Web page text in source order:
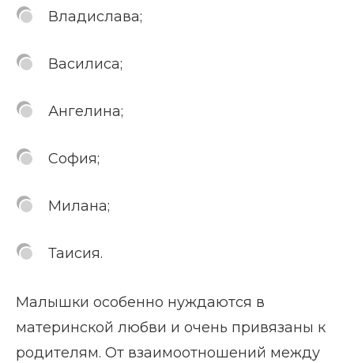
Владислава;
Василиса;
Ангелина;
София;
Милана;
Таисия.
Малышки особенно нуждаются в
материнской любви и очень привязаны к
родителям. От взаимоотношений между